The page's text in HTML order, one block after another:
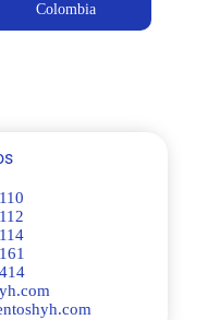
Colombia